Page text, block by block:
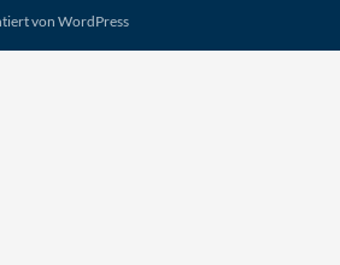
von WordPress